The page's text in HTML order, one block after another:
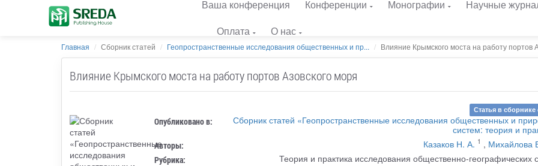
Ваша конференция Конференции Монографии
Научные
Оплата
О нас
Главная Сборник статей Геопространственные исследования общественных и пр... Влияние Крымского моста на работу портов
Влияние Крымского моста на работу портов Азовского моря
Статья в сборнике
Опубликовано в:
Сборник статей «Геопространственные исследования общественных и
систем: теория и
Авторы: Казаков Н. А. 1 , Михайлова
Рубрика: Теория и практика исследования общественно-географических